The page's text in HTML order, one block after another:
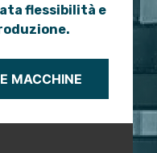
flessibilità e
MACCHINE